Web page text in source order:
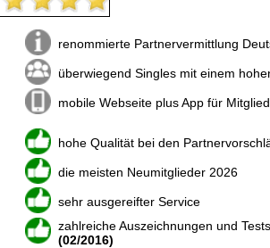
renommierte Partnervermittlung
überwiegend Singles mit einem
mobile Webseite plus App für
hohe Qualität bei den
die meisten Neumitglieder 2026
sehr ausgereifter Service
zahlreiche Auszeichnungen und
(02/2016)